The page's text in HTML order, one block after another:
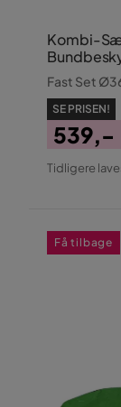
Kombi-
Fast Set
SE PRISEN!
Pris
539,-
Tidligere
Få tilbage